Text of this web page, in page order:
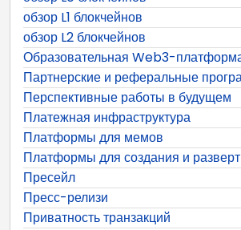
обзор L1 блокчейнов
обзор L2 блокчейнов
Образовательная Web3-
Партнерские и реферальные
Перспективные работы в будущем
Платежная инфраструктура
Платформы для мемов
Платформы для создания и
Пресейл
Пресс-релизи
Приватность транзакций